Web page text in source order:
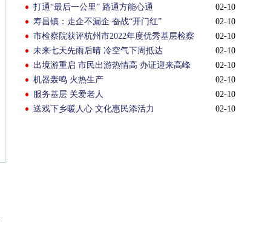
02-10
打通“最后一公里” 路通方能心通
02-10
寿昌镇：走企不漏企 奋战“开门红”
02-10
市检察院获评杭州市2022年度优秀基层检察
院
02-10
未来七天先雨后晴 冷空气下周抵达
02-10
出境游重启 市民出游热情高 办证迎来高峰
02-10
机器轰鸣 火热生产
02-10
服务基层 关爱老人
02-10
送戏下乡暖人心 文化惠民添活力